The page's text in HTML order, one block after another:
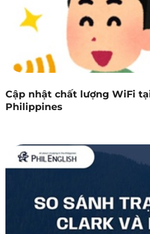
Cập nhật chất lượng WiFi
Philippines